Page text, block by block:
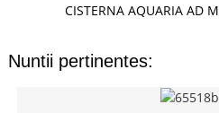
CISTERNA AQUARIA AD
Nuntii pertinentes: